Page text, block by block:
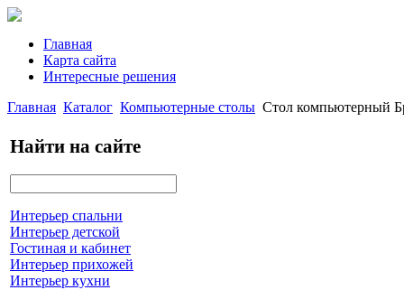
Главная
Карта сайта
Интересные решения
Главная Каталог Компьютерные столы Стол компьютерный
Найти на сайте
Интерьер спальни
Интерьер детской
Гостиная и кабинет
Интерьер прихожей
Интерьер кухни